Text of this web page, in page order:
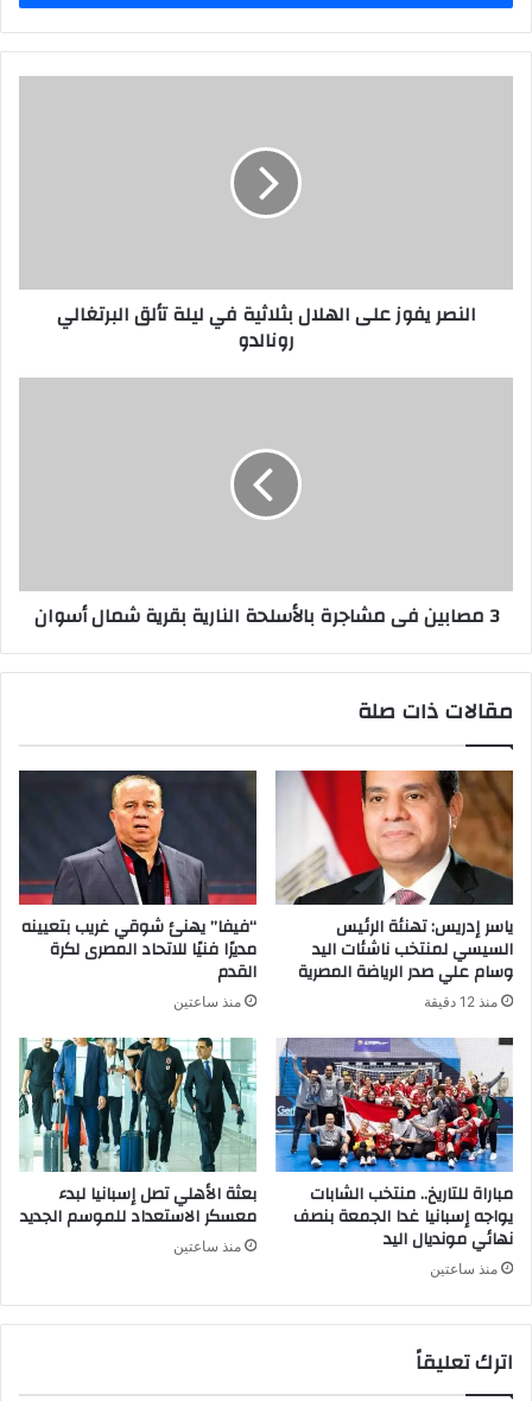
النصر يفوز على الهلال بثلاثية في ليلة تألق البرتغالي
رونالدو
3 مصابين فى مشاجرة بالأسلحة النارية بقرية شمال أسوان
مقالات ذات صلة
ياسر إدريس: تهنئة الرئيس
السيسي لمنتخب ناشئات اليد
وسام علي صدر الرياضة المصرية
منذ 12 دقيقة
“فيفا” يهنئ شوقي غريب بتعيينه
مديرًا فنيًا للاتحاد المصرى لكرة
القدم
منذ ساعتين
مباراة للتاريخ.. منتخب الشابات
يواجه إسبانيا غدا الجمعة بنصف
نهائي مونديال اليد
منذ ساعتين
بعثة الأهلي تصل إسبانيا لبدء
معسكر الاستعداد للموسم الجديد
منذ ساعتين
اترك تعليقاً